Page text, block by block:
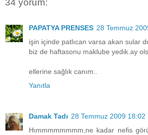
34 yorum:
PAPATYA PRENSES 28 Temmuz
işin içinde patlıcan varsa akan sular
biz de haftasonu maklube yedik.ay
ellerine sağlık canım..
Yanıtla
Damak Tadı 28 Temmuz 2009 18:02
Hımmmmmmmm,ne kadar nefis